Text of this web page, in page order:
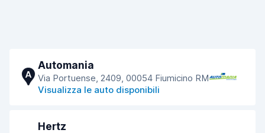
A
Automania
Via Portuense, 2409, 00054 Fiumicino RM
Visualizza le auto disponibili
Hertz